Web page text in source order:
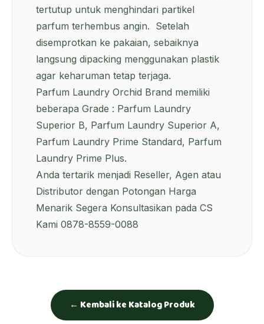
tertutup untuk menghindari partikel
parfum terhembus angin. Setelah
disemprotkan ke pakaian, sebaiknya
langsung dipacking menggunakan plastik
agar keharuman tetap terjaga.
Parfum Laundry Orchid Brand memiliki
beberapa Grade : Parfum Laundry
Superior B, Parfum Laundry Superior A,
Parfum Laundry Prime Standard, Parfum
Laundry Prime Plus.
Anda tertarik menjadi Reseller, Agen atau
Distributor dengan Potongan Harga
Menarik Segera Konsultasikan pada CS
Kami 0878-8559-0088
← Kembali ke Katalog Produk